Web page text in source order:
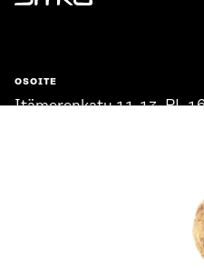
Sitra
OSOITE
Itämerenkatu 11-13, PL